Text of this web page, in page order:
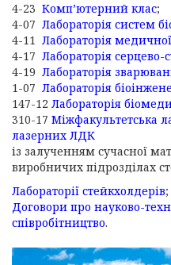
4-23 Комп’ютерний клас;
4-07 Лабораторія систем
4-11 Лабораторія
4-17 Лабораторія серцево-
4-19 Лабораторія
1-07 Лабораторія
147-12 Лабораторія
310-17 Міжфакультетська
лазерних ЛДК
із залученням сучасної
виробничих підрозділах
Лабораторії стейкхолдерів;
Договори про науково-
співробітництво.